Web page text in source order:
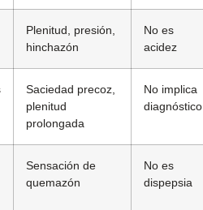
Plenitud, presión,
hinchazón
No es
acidez
Saciedad precoz,
plenitud
prolongada
No implica
diagnóstico
Sensación de
quemazón
No es
dispepsia